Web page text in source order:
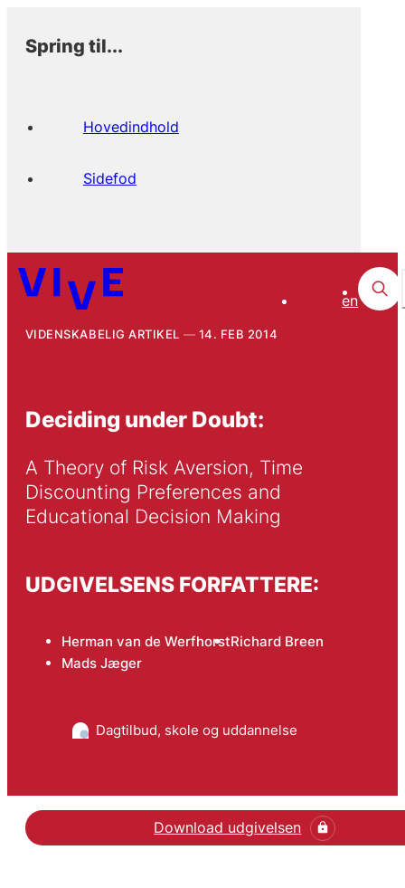
Spring til...
Hovedindhold
Sidefod
en
VIDENSKABELIG ARTIKEL 14. FEB 2014
Deciding under Doubt:
A Theory of Risk Aversion, Time
Discounting Preferences and
Educational Decision Making
UDGIVELSENS FORFATTERE:
Herman van de WerfhorstRichard Breen
Mads Jæger
Dagtilbud, skole og uddannelse
Download udgivelsen